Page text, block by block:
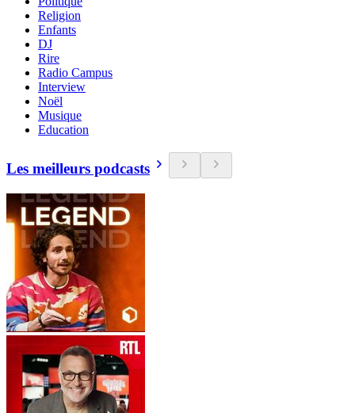
Religion
Enfants
DJ
Rire
Radio Campus
Interview
Noël
Musique
Education
Les meilleurs podcasts